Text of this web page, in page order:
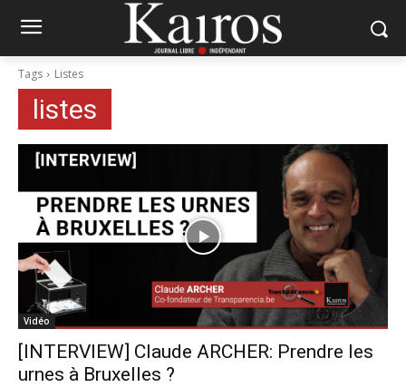
Tags Listes
listes
Vidéo
[INTERVIEW] Claude ARCHER: Prendre les
urnes à Bruxelles ?